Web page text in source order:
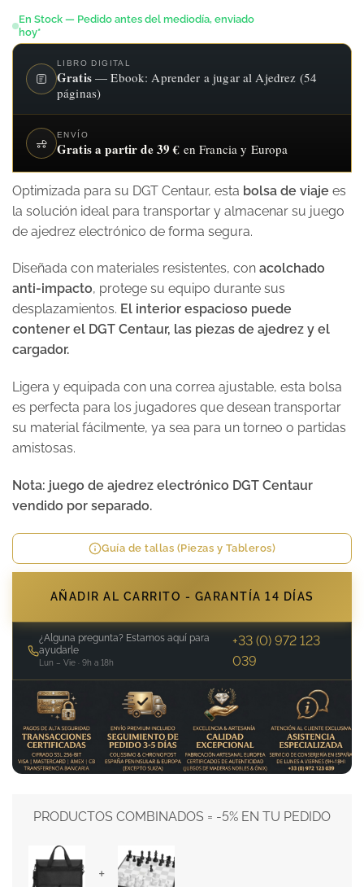
En Stock — Pedido antes del mediodía, enviado
hoy*
LIBRO DIGITAL
Gratis— Ebook: Aprender a jugar al Ajedrez (54
páginas)
ENVÍO
Gratis a partir de 39 € en Francia y Europa
Optimizada para su DGT Centaur, esta bolsa de viaje es
la solución ideal para transportar y almacenar su juego
de ajedrez electrónico de forma segura.
Diseñada con materiales resistentes, con acolchado
anti-impacto, protege su equipo durante sus
desplazamientos. El interior espacioso puede
contener el DGT Centaur, las piezas de ajedrez y el
cargador.
Ligera y equipada con una correa ajustable, esta bolsa
es perfecta para los jugadores que desean transportar
su material fácilmente, ya sea para un torneo o partidas
amistosas.
Nota: juego de ajedrez electrónico DGT Centaur
vendido por separado.
Guía de tallas (Piezas y Tableros)
AÑADIR AL CARRITO - GARANTÍA 14 DÍAS
¿Alguna pregunta? Estamos aquí para
ayudarle
Lun – Vie · 9h a 18h
+33 (0) 972 123
039
PRODUCTOS COMBINADOS = -5% EN TU PEDIDO
+